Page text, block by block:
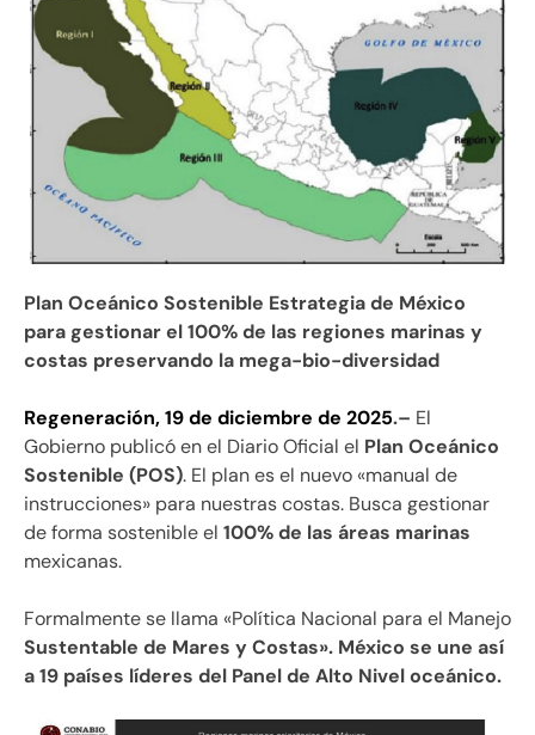
Plan Oceánico Sostenible Estrategia de México
para gestionar el 100% de las regiones marinas y
costas preservando la mega-bio-diversidad
Regeneración, 19 de diciembre de 2025.– El
Gobierno publicó en el Diario Oficial el Plan Oceánico
Sostenible (POS). El plan es el nuevo «manual de
instrucciones» para nuestras costas. Busca gestionar
de forma sostenible el 100% de las áreas marinas
mexicanas.
Formalmente se llama «Política Nacional para el Manejo
Sustentable de Mares y Costas». México se une así
a 19 países líderes del Panel de Alto Nivel oceánico.